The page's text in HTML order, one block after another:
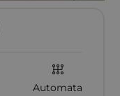
Automata